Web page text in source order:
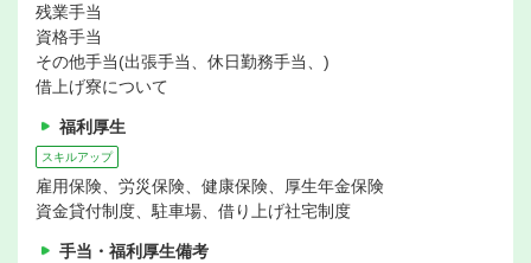
残業手当
資格手当
その他手当(出張手当、休日勤務手当、)
借上げ寮について
福利厚生
スキルアップ
雇用保険、労災保険、健康保険、厚生年金保険
資金貸付制度、駐車場、借り上げ社宅制度
手当・福利厚生備考